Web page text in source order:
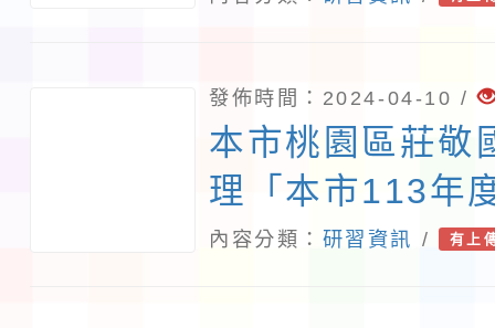
發佈時間：2024-04-10 /
本市桃園區莊敬
理「本市113年
與教學創新獎實
內容分類： 研習資訊 / 有上